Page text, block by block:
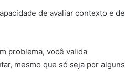
de avaliar contexto e de
problema, você valida
mesmo que só seja por alguns